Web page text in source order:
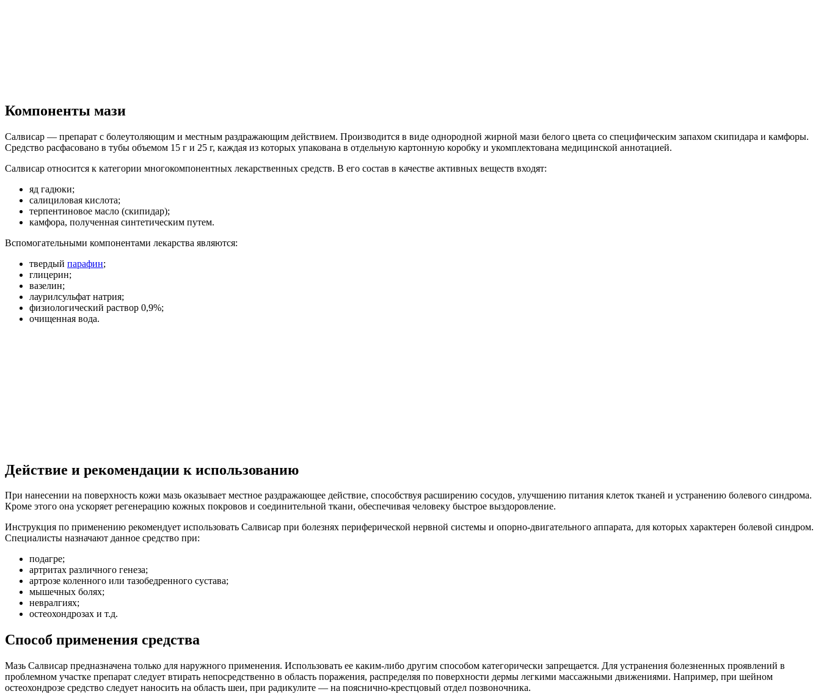
Компоненты мази
Салвисар — препарат с болеутоляющим и местным раздражающим действием. Производится в виде однородной жирной мази белого цвета со специфическим запахом скипидара и камфоры.
Средство расфасовано в тубы объемом 15 г и 25 г, каждая из которых упакована в отдельную картонную коробку и укомплектована медицинской аннотацией.
Салвисар относится к категории многокомпонентных лекарственных средств. В его состав в качестве активных веществ входят:
яд гадюки;
салициловая кислота;
терпентиновое масло (скипидар);
камфора, полученная синтетическим путем.
Вспомогательными компонентами лекарства являются:
твердый парафин;
глицерин;
вазелин;
лаурилсульфат натрия;
физиологический раствор 0,9%;
очищенная вода.
Действие и рекомендации к использованию
При нанесении на поверхность кожи мазь оказывает местное раздражающее действие, способствуя расширению сосудов, улучшению питания клеток тканей и устранению болевого синдрома.
Кроме этого она ускоряет регенерацию кожных покровов и соединительной ткани, обеспечивая человеку быстрое выздоровление.
Инструкция по применению рекомендует использовать Салвисар при болезнях периферической нервной системы и опорно-двигательного аппарата, для которых характерен болевой синдром.
Специалисты назначают данное средство при:
подагре;
артритах различного генеза;
артрозе коленного или тазобедренного сустава;
мышечных болях;
невралгиях;
остеохондрозах и т.д.
Способ применения средства
Мазь Салвисар предназначена только для наружного применения. Использовать ее каким-либо другим способом категорически запрещается. Для устранения болезненных проявлений в
проблемном участке препарат следует втирать непосредственно в область поражения, распределяя по поверхности дермы легкими массажными движениями. Например, при шейном
остеохондрозе средство следует наносить на область шеи, при радикулите — на пояснично-крестцовый отдел позвоночника.